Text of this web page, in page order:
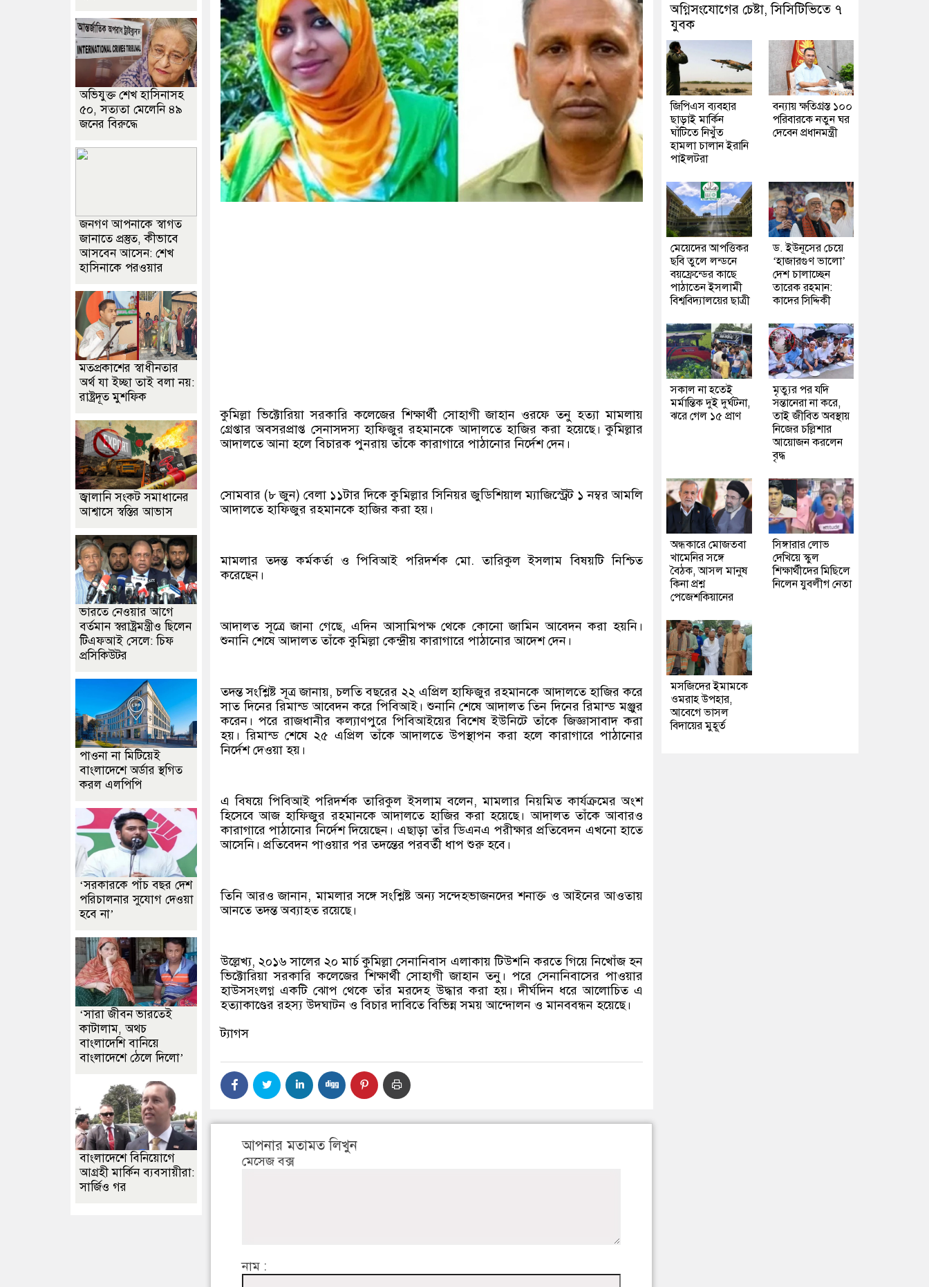
কুমিল্লা ভিক্টোরিয়া সরকারি কলেজের শিক্ষার্থী সোহাগী জাহান ওরফে তনু হত্যা মামলায়
গ্রেপ্তার অবসরপ্রাপ্ত সেনাসদস্য হাফিজুর রহমানকে আদালতে হাজির করা হয়েছে। কুমিল্লার
আদালতে আনা হলে বিচারক পুনরায় তাঁকে কারাগারে পাঠানোর নির্দেশ দেন।
সোমবার (৮ জুন) বেলা ১১টার দিকে কুমিল্লার সিনিয়র জুডিশিয়াল ম্যাজিস্ট্রেট ১ নম্বর আমলি
আদালতে হাফিজুর রহমানকে হাজির করা হয়।
মামলার তদন্ত কর্মকর্তা ও পিবিআই পরিদর্শক মো. তারিকুল ইসলাম বিষয়টি নিশ্চিত
করেছেন।
আদালত সূত্রে জানা গেছে, এদিন আসামিপক্ষ থেকে কোনো জামিন আবেদন করা হয়নি।
শুনানি শেষে আদালত তাঁকে কুমিল্লা কেন্দ্রীয় কারাগারে পাঠানোর আদেশ দেন।
তদন্ত সংশ্লিষ্ট সূত্র জানায়, চলতি বছরের ২২ এপ্রিল হাফিজুর রহমানকে আদালতে হাজির করে
সাত দিনের রিমান্ড আবেদন করে পিবিআই। শুনানি শেষে আদালত তিন দিনের রিমান্ড মঞ্জুর
করেন। পরে রাজধানীর কল্যাণপুরে পিবিআইয়ের বিশেষ ইউনিটে তাঁকে জিজ্ঞাসাবাদ করা
হয়। রিমান্ড শেষে ২৫ এপ্রিল তাঁকে আদালতে উপস্থাপন করা হলে কারাগারে পাঠানোর
নির্দেশ দেওয়া হয়।
এ বিষয়ে পিবিআই পরিদর্শক তারিকুল ইসলাম বলেন, মামলার নিয়মিত কার্যক্রমের অংশ
হিসেবে আজ হাফিজুর রহমানকে আদালতে হাজির করা হয়েছে। আদালত তাঁকে আবারও
কারাগারে পাঠানোর নির্দেশ দিয়েছেন। এছাড়া তাঁর ডিএনএ পরীক্ষার প্রতিবেদন এখনো হাতে
আসেনি। প্রতিবেদন পাওয়ার পর তদন্তের পরবর্তী ধাপ শুরু হবে।
তিনি আরও জানান, মামলার সঙ্গে সংশ্লিষ্ট অন্য সন্দেহভাজনদের শনাক্ত ও আইনের আওতায়
আনতে তদন্ত অব্যাহত রয়েছে।
উল্লেখ্য, ২০১৬ সালের ২০ মার্চ কুমিল্লা সেনানিবাস এলাকায় টিউশনি করতে গিয়ে নিখোঁজ হন
ভিক্টোরিয়া সরকারি কলেজের শিক্ষার্থী সোহাগী জাহান তনু। পরে সেনানিবাসের পাওয়ার
হাউসসংলগ্ন একটি ঝোপ থেকে তাঁর মরদেহ উদ্ধার করা হয়। দীর্ঘদিন ধরে আলোচিত এ
হত্যাকাণ্ডের রহস্য উদঘাটন ও বিচার দাবিতে বিভিন্ন সময় আন্দোলন ও মানববন্ধন হয়েছে।
ট্যাগস
আপনার মতামত লিখুন
মেসেজ বক্স
নাম :
অভিযুক্ত শেখ হাসিনাসহ
৫০, সত্যতা মেলেনি ৪৯
জনের বিরুদ্ধে
জনগণ আপনাকে স্বাগত
জানাতে প্রস্তুত, কীভাবে
আসবেন আসেন: শেখ
হাসিনাকে পরওয়ার
মতপ্রকাশের স্বাধীনতার
অর্থ যা ইচ্ছা তাই বলা নয়:
রাষ্ট্রদূত মুশফিক
জ্বালানি সংকট সমাধানের
আশ্বাসে স্বস্তির আভাস
ভারতে নেওয়ার আগে
বর্তমান স্বরাষ্ট্রমন্ত্রীও ছিলেন
টিএফআই সেলে: চিফ
প্রসিকিউটর
পাওনা না মিটিয়েই
বাংলাদেশে অর্ডার স্থগিত
করল এলপিপি
‘সরকারকে পাঁচ বছর দেশ
পরিচালনার সুযোগ দেওয়া
হবে না’
‘সারা জীবন ভারতেই
কাটালাম, অথচ
বাংলাদেশি বানিয়ে
বাংলাদেশে ঠেলে দিলো’
বাংলাদেশে বিনিয়োগে
আগ্রহী মার্কিন ব্যবসায়ীরা:
সার্জিও গর
অগ্নিসংযোগের চেষ্টা, সিসিটিভিতে ৭
যুবক
জিপিএস ব্যবহার
ছাড়াই মার্কিন
ঘাঁটিতে নিখুঁত
হামলা চালান ইরানি
পাইলটরা
বন্যায় ক্ষতিগ্রস্ত ১০০
পরিবারকে নতুন ঘর
দেবেন প্রধানমন্ত্রী
মেয়েদের আপত্তিকর
ছবি তুলে লন্ডনে
বয়ফ্রেন্ডের কাছে
পাঠাতেন ইসলামী
বিশ্ববিদ্যালয়ের ছাত্রী
ড. ইউনূসের চেয়ে
‘হাজারগুণ ভালো’
দেশ চালাচ্ছেন
তারেক রহমান:
কাদের সিদ্দিকী
সকাল না হতেই
মর্মান্তিক দুই দুর্ঘটনা,
ঝরে গেল ১৫ প্রাণ
মৃত্যুর পর যদি
সন্তানেরা না করে,
তাই জীবিত অবস্থায়
নিজের চল্লিশার
আয়োজন করলেন
বৃদ্ধ
অন্ধকারে মোজতবা
খামেনির সঙ্গে
বৈঠক, আসল মানুষ
কিনা প্রশ্ন
পেজেশকিয়ানের
সিঙ্গারার লোভ
দেখিয়ে স্কুল
শিক্ষার্থীদের মিছিলে
নিলেন যুবলীগ নেতা
মসজিদের ইমামকে
ওমরাহ উপহার,
আবেগে ভাসল
বিদায়ের মুহূর্ত